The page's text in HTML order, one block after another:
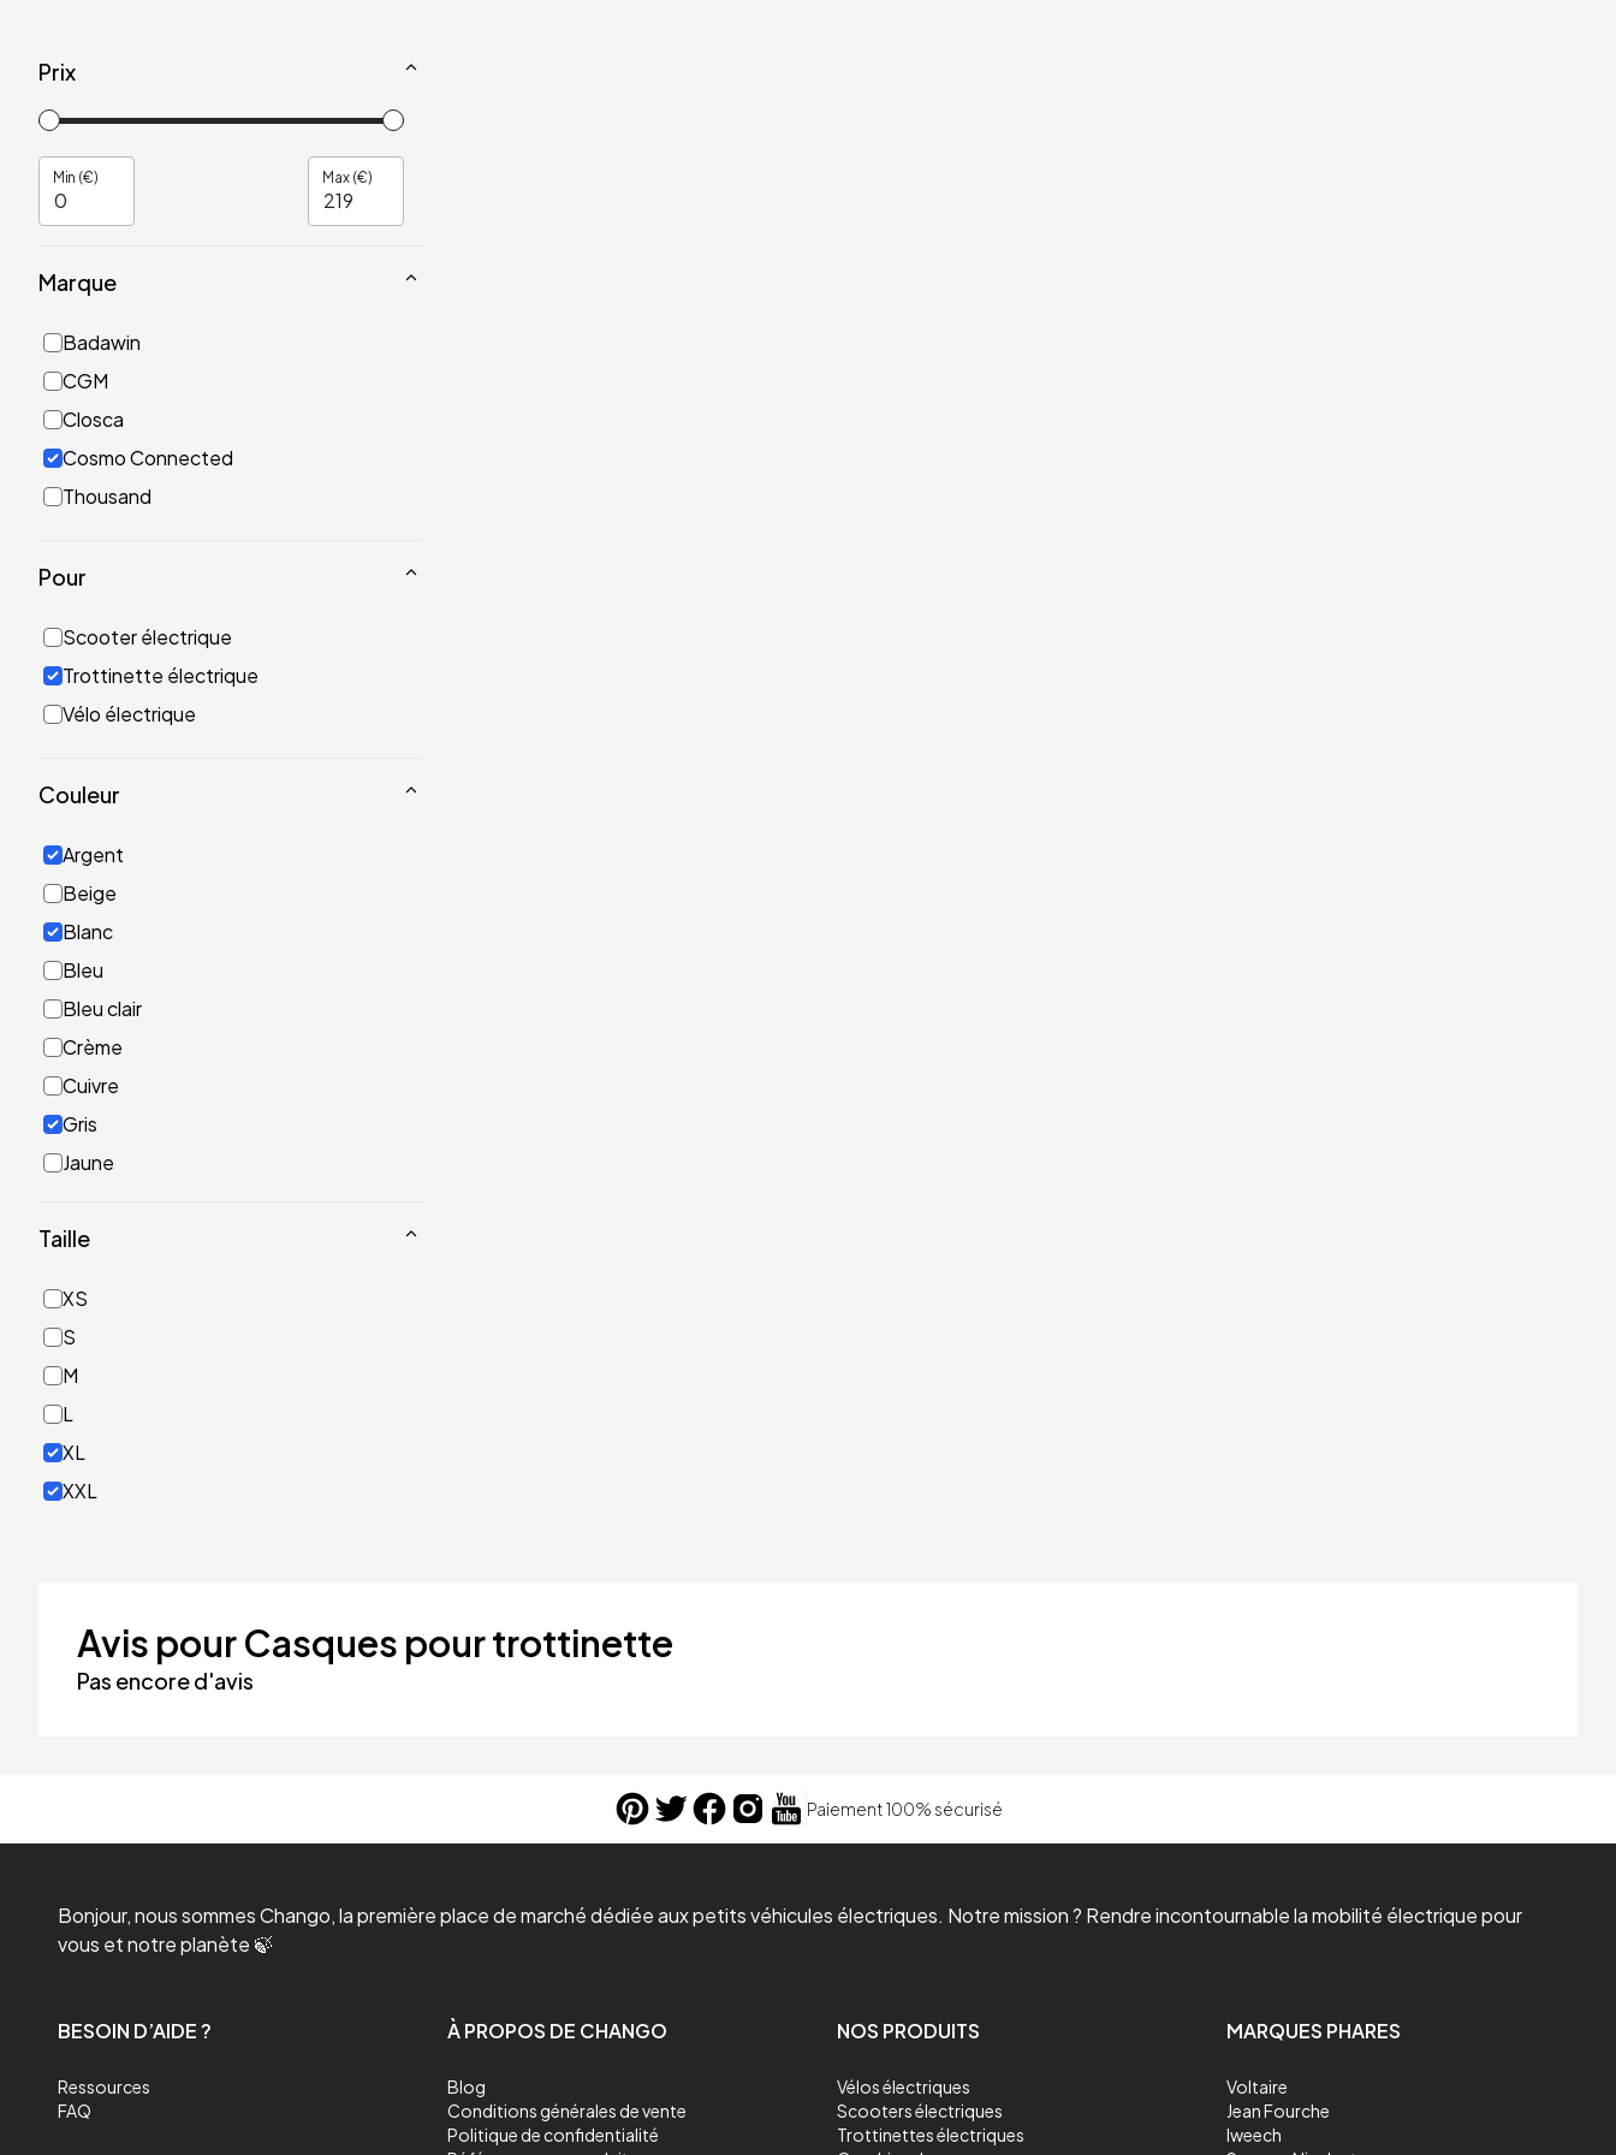
Prix
Min (€) Max (€)
Marque
Badawin
CGM
Closca
Cosmo Connected
Thousand
Pour
Scooter électrique
Trottinette électrique
Vélo électrique
Couleur
Argent
Beige
Blanc
Bleu
Bleu clair
Crème
Cuivre
Gris
Jaune
Or
Taille
XS
S
M
L
XL
XXL
Avis pour Casques pour trottinette
Pas encore d'avis
Paiement 100% sécurisé
Bonjour, nous sommes Chango, la première place de marché dédiée aux petits véhicules électriques. Notre mission ? Rendre incontournable la mobilité électrique pour
vous et notre planète 🍃
BESOIN D’AIDE ?
Ressources
FAQ
À PROPOS DE CHANGO
Blog
Conditions générales de vente
Politique de confidentialité
NOS PRODUITS
Vélos électriques
Scooters électriques
Trottinettes électriques
MARQUES PHARES
Voltaire
Jean Fourche
Iweech